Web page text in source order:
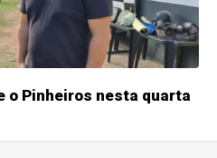
o Pinheiros nesta quarta